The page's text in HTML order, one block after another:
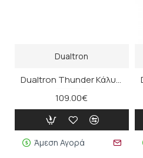
Dualtron
Dualtron Thunder Κάλυμμα Σασί Δεξιάς Πλευράς
109.00€
Άμεση Αγορά